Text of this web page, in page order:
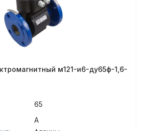
м121-и6-ду65ф-1,6-
65
А